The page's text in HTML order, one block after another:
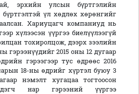
эрхийн улсын бүртгэлийн
бүртгэлтэй үл хөдлөх хөрөнгийг
Хариуцагч компаниуд нь
хүлээсэн үүргээ биелүүлээгүй
тохиролцож, дээрх зээлийн
гэрээнүүдийг 2015 оны 12 дугаар
гэрээгээр тус өдрөөс 2016
18-ны өдрийг хүртэл буюу 3
нэмэлт хугацаа тогтоосон
нар гэрээний үүргээ